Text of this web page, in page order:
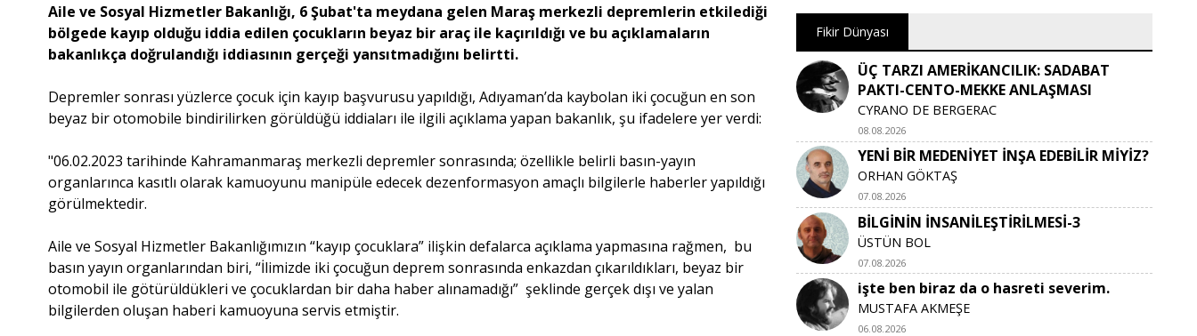
Aile ve Sosyal Hizmetler Bakanlığı, 6 Şubat'ta meydana gelen Maraş merkezli depremlerin etkilediği
bölgede kayıp olduğu iddia edilen çocukların beyaz bir araç ile kaçırıldığı ve bu açıklamaların
bakanlıkça doğrulandığı iddiasının gerçeği yansıtmadığını belirtti.
Depremler sonrası yüzlerce çocuk için kayıp başvurusu yapıldığı, Adıyaman’da kaybolan iki çocuğun en son
beyaz bir otomobile bindirilirken görüldüğü iddiaları ile ilgili açıklama yapan bakanlık, şu ifadelere yer verdi:
"06.02.2023 tarihinde Kahramanmaraş merkezli depremler sonrasında; özellikle belirli basın-yayın
organlarınca kasıtlı olarak kamuoyunu manipüle edecek dezenformasyon amaçlı bilgilerle haberler yapıldığı
görülmektedir.
Aile ve Sosyal Hizmetler Bakanlığımızın “kayıp çocuklara” ilişkin defalarca açıklama yapmasına rağmen, bu
basın yayın organlarından biri, “İlimizde iki çocuğun deprem sonrasında enkazdan çıkarıldıkları, beyaz bir
otomobil ile götürüldükleri ve çocuklardan bir daha haber alınamadığı” şeklinde gerçek dışı ve yalan
bilgilerden oluşan haberi kamuoyuna servis etmiştir.
Fikir Dünyası
ÜÇ TARZI AMERİKANCILIK: SADABAT
PAKTI-CENTO-MEKKE ANLAŞMASI
CYRANO DE BERGERAC
08.08.2026
YENİ BİR MEDENİYET İNŞA EDEBİLİR MİYİZ?
ORHAN GÖKTAŞ
07.08.2026
BİLGİNİN İNSANİLEŞTİRİLMESİ-3
ÜSTÜN BOL
07.08.2026
işte ben biraz da o hasreti severim.
MUSTAFA AKMEŞE
06.08.2026